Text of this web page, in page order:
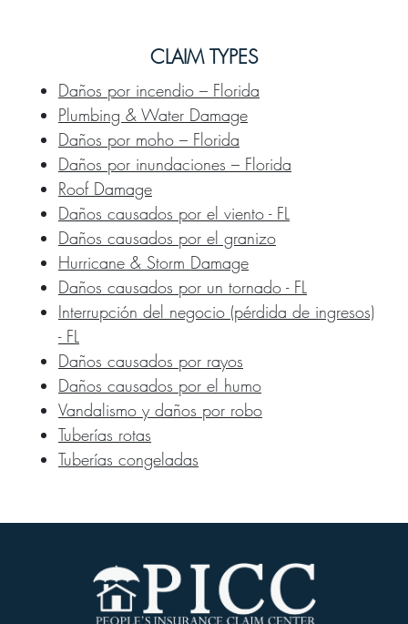
CLAIM TYPES
Daños por incendio – Florida
Plumbing & Water Damage
Daños por moho – Florida
Daños por inundaciones – Florida
Roof Damage
Daños causados por el viento - FL
Daños causados por el granizo
Hurricane & Storm Damage
Daños causados por un tornado - FL
Interrupción del negocio (pérdida de ingresos)
- FL
Daños causados por rayos
Daños causados por el humo
Vandalismo y daños por robo
Tuberías rotas
Tuberías congeladas